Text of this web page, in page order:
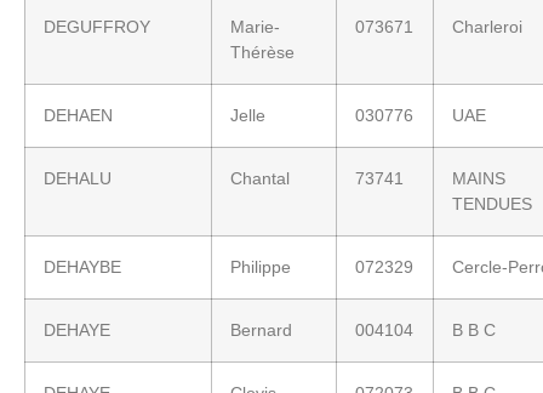
DEGUFFROY
Marie-
Thérèse
073671 Charleroi
DEHAEN Jelle 030776 UAE
DEHALU Chantal 73741
MAINS
TENDUES
DEHAYBE Philippe 072329 Cercle-
DEHAYE Bernard 004104 B B C